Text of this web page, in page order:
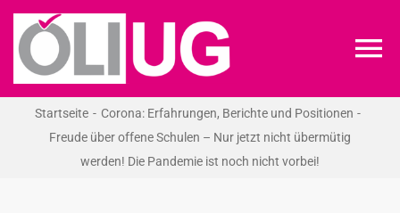
Zum
Inhalt
springen
ÖLI-UG
Startseite
Corona: Erfahrungen, Berichte und Positionen
Freude über offene Schulen – Nur jetzt nicht übermütig
werden! Die Pandemie ist noch nicht vorbei!